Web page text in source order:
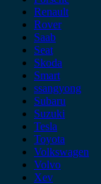
Renault
Rover
Saab
Seat
Skoda
Smart
ssangyong
Subaru
Suzuki
Tesla
Toyota
Volkswagen
Volvo
Xev